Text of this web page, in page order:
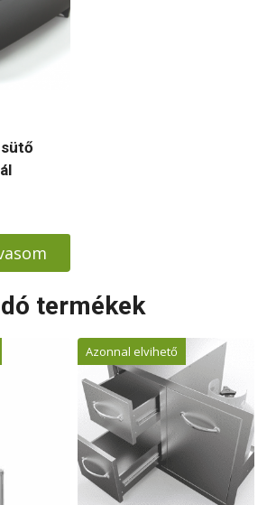
termékek
Azonnal elvihető